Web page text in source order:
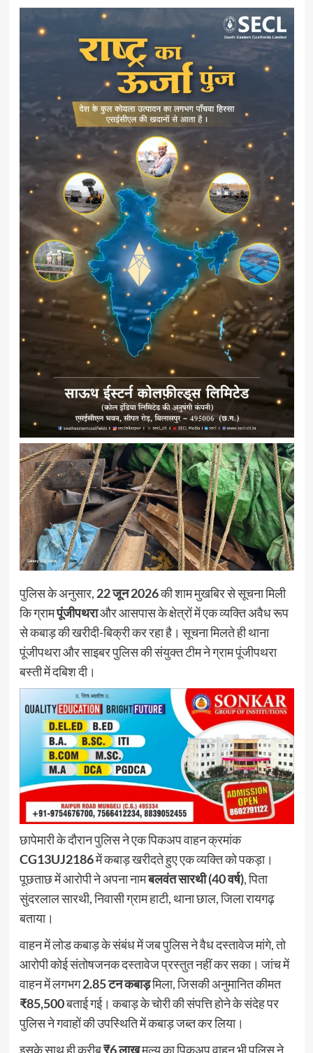
पुलिस के अनुसार, 22 जून 2026की शाम मुखबिर से सूचना मिली
कि ग्रामपूंजीपथराऔर आसपास के क्षेत्रों में एक व्यक्ति अवैध रूप
से कबाड़ की खरीदी-बिक्री कर रहा है। सूचना मिलते ही थाना
पूंजीपथरा और साइबर पुलिस की संयुक्त टीम ने ग्राम पूंजीपथरा
बस्ती में दबिश दी।
छापेमारी के दौरान पुलिस ने एक पिकअप वाहन क्रमांक
CG13UJ2186में कबाड़ खरीदते हुए एक व्यक्ति को पकड़ा।
पूछताछ में आरोपी ने अपना नामबलवंत सारथी (40 वर्ष), पिता
सुंदरलाल सारथी, निवासी ग्राम हाटी, थाना छाल, जिला रायगढ़
बताया।
वाहन में लोड कबाड़ के संबंध में जब पुलिस ने वैध दस्तावेज मांगे, तो
आरोपी कोई संतोषजनक दस्तावेज प्रस्तुत नहीं कर सका। जांच में
वाहन में लगभग2.85 टन कबाड़मिला, जिसकी अनुमानित कीमत
₹85,500बताई गई। कबाड़ के चोरी की संपत्ति होने के संदेह पर
पुलिस ने गवाहों की उपस्थिति में कबाड़ जब्त कर लिया।
इसके साथ ही करीब₹6 लाखमूल्य का पिकअप वाहन भी पुलिस ने